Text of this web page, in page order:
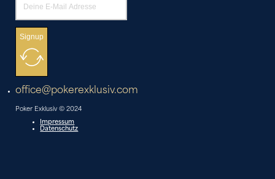
Signup
office@pokerexklusiv.com
Poker Exklusiv © 2024
Impressum
Datenschutz